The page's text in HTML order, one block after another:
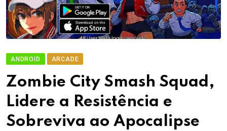
ANDROID ARCADE
Zombie City Smash Squad,
Lidere a Resistência e
Sobreviva ao Apocalipse